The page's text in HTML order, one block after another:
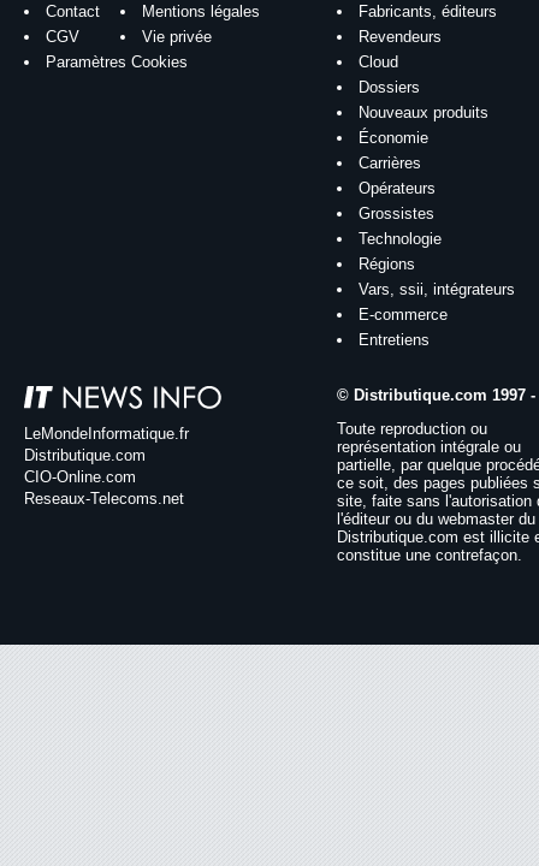
Contact
Mentions légales
CGV
Vie privée
Paramètres Cookies
Fabricants, éditeurs
Revendeurs
Cloud
Dossiers
Nouveaux produits
Économie
Carrières
Opérateurs
Grossistes
Technologie
Régions
Vars, ssii, intégrateurs
E-commerce
Entretiens
LeMondeInformatique.fr
Distributique.com
CIO-Online.com
Reseaux-Telecoms.net
© Distributique.com 1997 -
Toute reproduction ou
représentation intégrale ou
partielle, par quelque
ce soit, des pages publiées
site, faite sans l'autorisation
l'éditeur ou du webmaster
Distributique.com est illicite
constitue une contrefaçon.